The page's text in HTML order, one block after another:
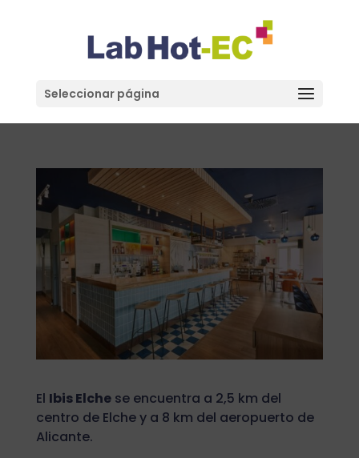
Seleccionar página
El Ibis Elchese encuentra a 2,5 km del
centro de Elche y a 8 km del aeropuerto de
Alicante.